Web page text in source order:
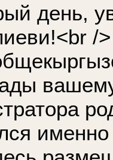
день,
/